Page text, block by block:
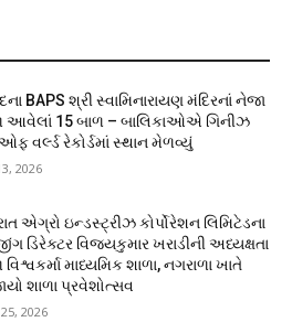
BAPS શ્રી સ્વામિનારાયણ મંદિરનાં નેજા
આવેલાં 15 બાળ – બાલિકાઓએ ગિનીઝ
વર્લ્ડ રેકોર્ડમાં સ્થાન મેળવ્યું
2026
એગ્રો ઇન્ડસ્ટ્રીઝ કોર્પોરેશન લિમિટેડના
ડિરેક્ટર વિજયકુમાર ખરાડીની અધ્યક્ષતા
માધ્યમિક શાળા, નગરાળા ખાતે
શાળા પ્રવેશોત્સવ
2026